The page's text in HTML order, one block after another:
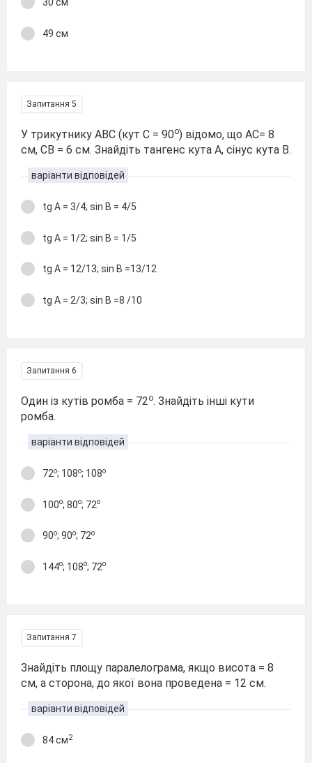
49 см
Запитання 5
У трикутнику АВС (кут С = 90о) відомо, що АС= 8
см, СВ = 6 см. Знайдіть тангенс кута А, сінус кута B.
варіанти відповідей
tg A = 3/4; sin B = 4/5
tg A = 1/2; sin B = 1/5
tg A = 12/13; sin B =13/12
tg A = 2/3; sin B =8 /10
Запитання 6
Один із кутів ромба = 72о. Знайдіть інші кути
ромба.
варіанти відповідей
72о; 108о; 108о
100о; 80о; 72о
90о; 90о; 72о
144о; 108о; 72о
Запитання 7
Знайдіть площу паралелограма, якщо висота = 8
см, а сторона, до якої вона проведена = 12 см.
варіанти відповідей
84 см2